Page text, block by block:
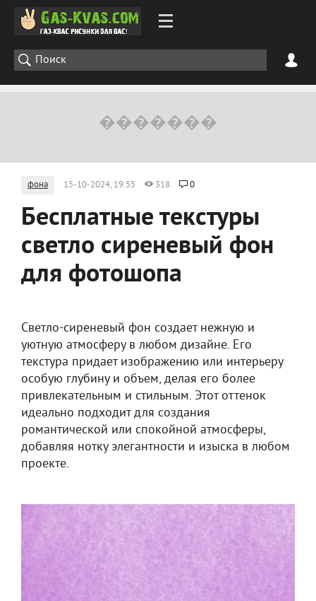
фона 15-10-2024, 19:55 318 0
Бесплатные текстуры
светло сиреневый фон
для фотошопа
Светло-сиреневый фон создает нежную и
уютную атмосферу в любом дизайне. Его
текстура придает изображению или интерьеру
особую глубину и объем, делая его более
привлекательным и стильным. Этот оттенок
идеально подходит для создания
романтической или спокойной атмосферы,
добавляя нотку элегантности и изыска в любом
проекте.